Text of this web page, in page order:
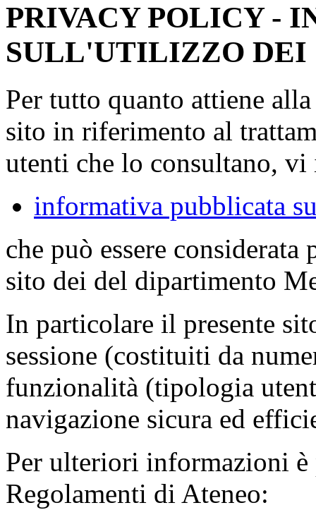
PRIVACY POLICY -
SULL'UTILIZZO DEI
Per tutto quanto attiene
sito in riferimento al
utenti che lo consultano,
informativa pubblicata
che può essere
sito dei del dipartimento
In particolare il presente
sessione (costituiti da
funzionalità (tipologia
navigazione sicura ed
Per ulteriori informazioni è
Regolamenti di Ateneo: